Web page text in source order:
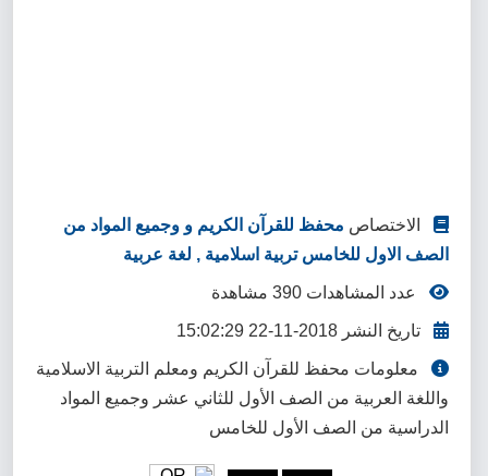
الاختصاص محفظ للقرآن الكريم و وجميع المواد من
الصف الاول للخامس تربية اسلامية , لغة عربية
عدد المشاهدات 390 مشاهدة
تاريخ النشر 2018-11-22 15:02:29
معلومات محفظ للقرآن الكريم ومعلم التربية الاسلامية
واللغة العربية من الصف الأول للثاني عشر وجميع المواد
الدراسية من الصف الأول للخامس